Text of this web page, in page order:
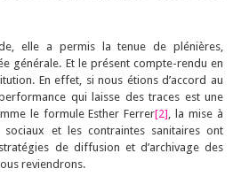
elle a permis la tenue de plénières,
générale. Et le présent compte-rendu en
En effet, si nous étions d’accord au
qui laisse des traces est une
le formule Esther Ferrer[2], la mise à
et les contraintes sanitaires ont
de diffusion et d’archivage des
reviendrons.